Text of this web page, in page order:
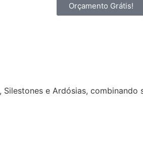
Orçamento Grátis!
e Ardósias,